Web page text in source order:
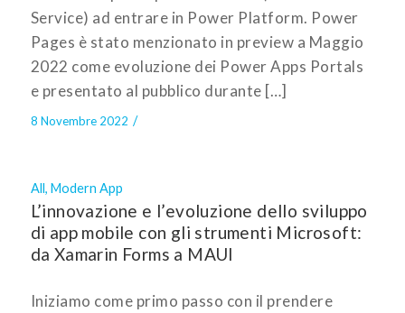
Service) ad entrare in Power Platform. Power
Pages è stato menzionato in preview a Maggio
2022 come evoluzione dei Power Apps Portals
e presentato al pubblico durante […]
8 Novembre 2022 /
All, Modern App
L’innovazione e l’evoluzione dello sviluppo
di app mobile con gli strumenti Microsoft:
da Xamarin Forms a MAUI
Iniziamo come primo passo con il prendere